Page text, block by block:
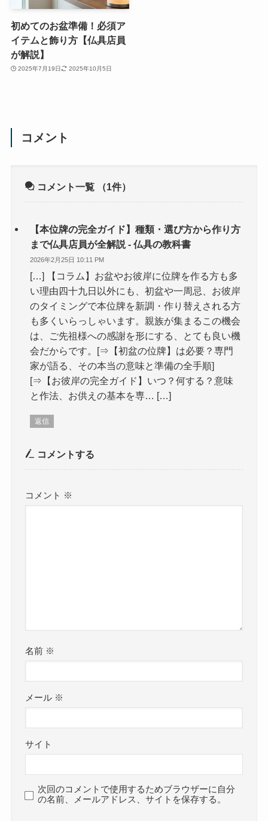
初めてのお盆準備！必須ア
イテムと飾り方【仏具店員
が解説】
2025年7月19日 2025年10月5日
コメント
コメント一覧 （1件）
【本位牌の完全ガイド】種類・選び方から作り方
まで仏具店員が全解説 - 仏具の教科書
2026年2月25日 10:11 PM
[…] 【コラム】お盆やお彼岸に位牌を作る方も多
い理由四十九日以外にも、初盆や一周忌、お彼岸
のタイミングで本位牌を新調・作り替えされる方
も多くいらっしゃいます。親族が集まるこの機会
は、ご先祖様への感謝を形にする、とても良い機
会だからです。[⇒【初盆の位牌】は必要？専門
家が語る、その本当の意味と準備の全手順]
[⇒【お彼岸の完全ガイド】いつ？何する？意味
と作法、お供えの基本を専… […]
返信
コメントする
コメント ※
名前 ※
メール ※
サイト
次回のコメントで使用するためブラウザーに自分
の名前、メールアドレス、サイトを保存する。